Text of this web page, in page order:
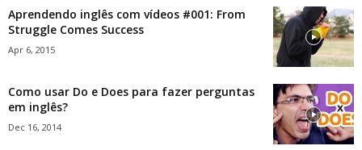
Aprendendo inglês com vídeos #001: From
Struggle Comes Success
Apr 6, 2015
Como usar Do e Does para fazer perguntas
em inglês?
Dec 16, 2014